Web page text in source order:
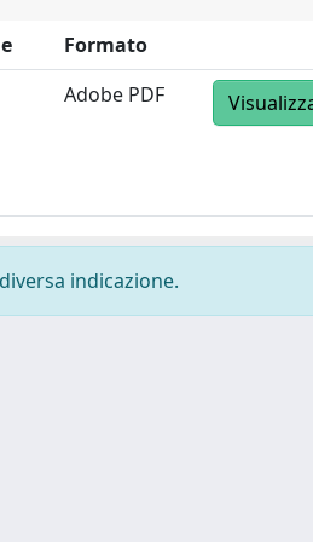
Formato
Adobe PDF
indicazione.